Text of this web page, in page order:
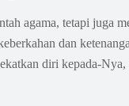
agama, tetapi juga
dan
diri kepada-